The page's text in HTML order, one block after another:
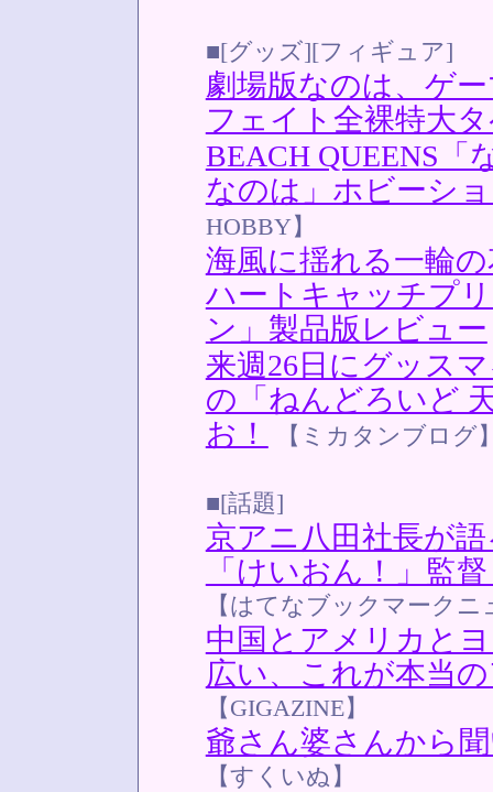
■[グッズ][フィギュア]
劇場版なのは、ゲ
フェイト全裸特大
BEACH QUEENS「
なのは」ホビーシ
HOBBY】
海風に揺れる一輪
ハートキャッチプ
ン」製品版レビュー
来週26日にグッス
の「ねんどろいど
お！
【ミカタンブログ
■[話題]
京アニ八田社長が
「けいおん！」監
【はてなブックマークニ
中国とアメリカと
広い、これが本当
【GIGAZINE】
爺さん婆さんから
【すくいぬ】